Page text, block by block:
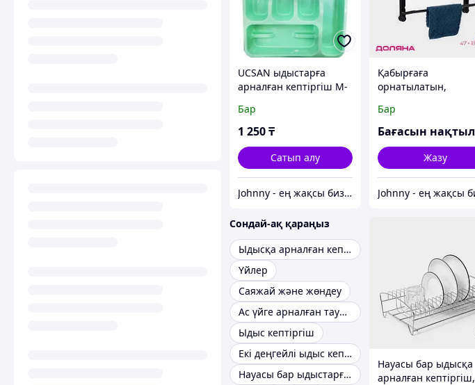
UCSAN ыдыстарға
арналған кептіргіш M-
Бар
1 250₸
Сатып алу
Johnny - ең жақсы бизнес-серіктес
Қабырғаға
орнатылатын,
кептіргіш, металл
Бар
Жазу
Сондай-ақ қараңыз
Ыдысқа арналған кептіргіш
Үйлер
Саяжай және жөндеу
Ас үйге арналған тауарлар
Ыдыс кептіргіш
Екі деңгейлі ыдыс кептіргіш
Науасы бар ыдыстарға арналған кептіргіш
Науасы бар ыдысқа
арналған кептіргіш,